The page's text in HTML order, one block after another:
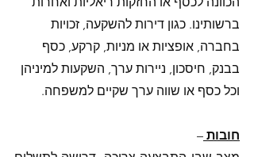
ברשותינו. כגון דירות להשקעה, זכויות
בחברה, אופציות או מניות, קרקע, כסף
בבנק, חיסכון, ניירות ערך, השקעות למיניהן
וכל כסף או שווה ערך שקיים למשפחה.
חובות –